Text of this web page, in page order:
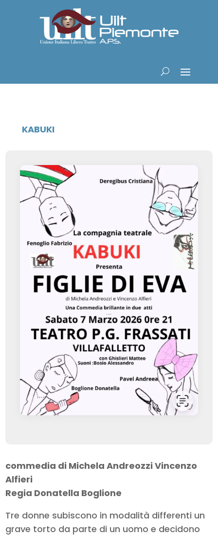
KABUKI
commedia di Michela Andreozzi Vincenzo
Alfieri
Regia Donatella Boglione
Tre donne subiscono in modalità differenti un
grave torto da parte di un uomo e decidono